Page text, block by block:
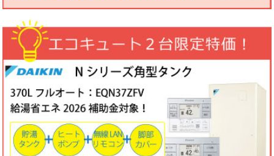
パロマ屋外式エコジョーズふろ給湯器台数限定大特価！20号オート
FH-E2011SAWL(K)マルチリモコンセットMFC-250V・標準工事費
（処分込）10年商品・工事保証付
コミコミ価格136,800円～